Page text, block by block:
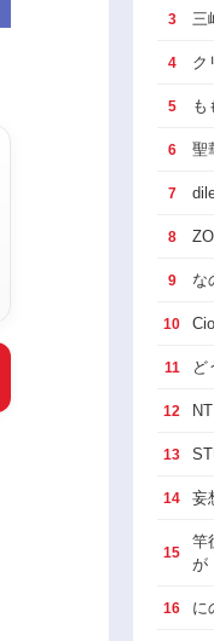
3 三
4 ク
5 も
6 聖
7
8
9 な
10
11 ど
12
13
14 妄
15
竿
が
16 に